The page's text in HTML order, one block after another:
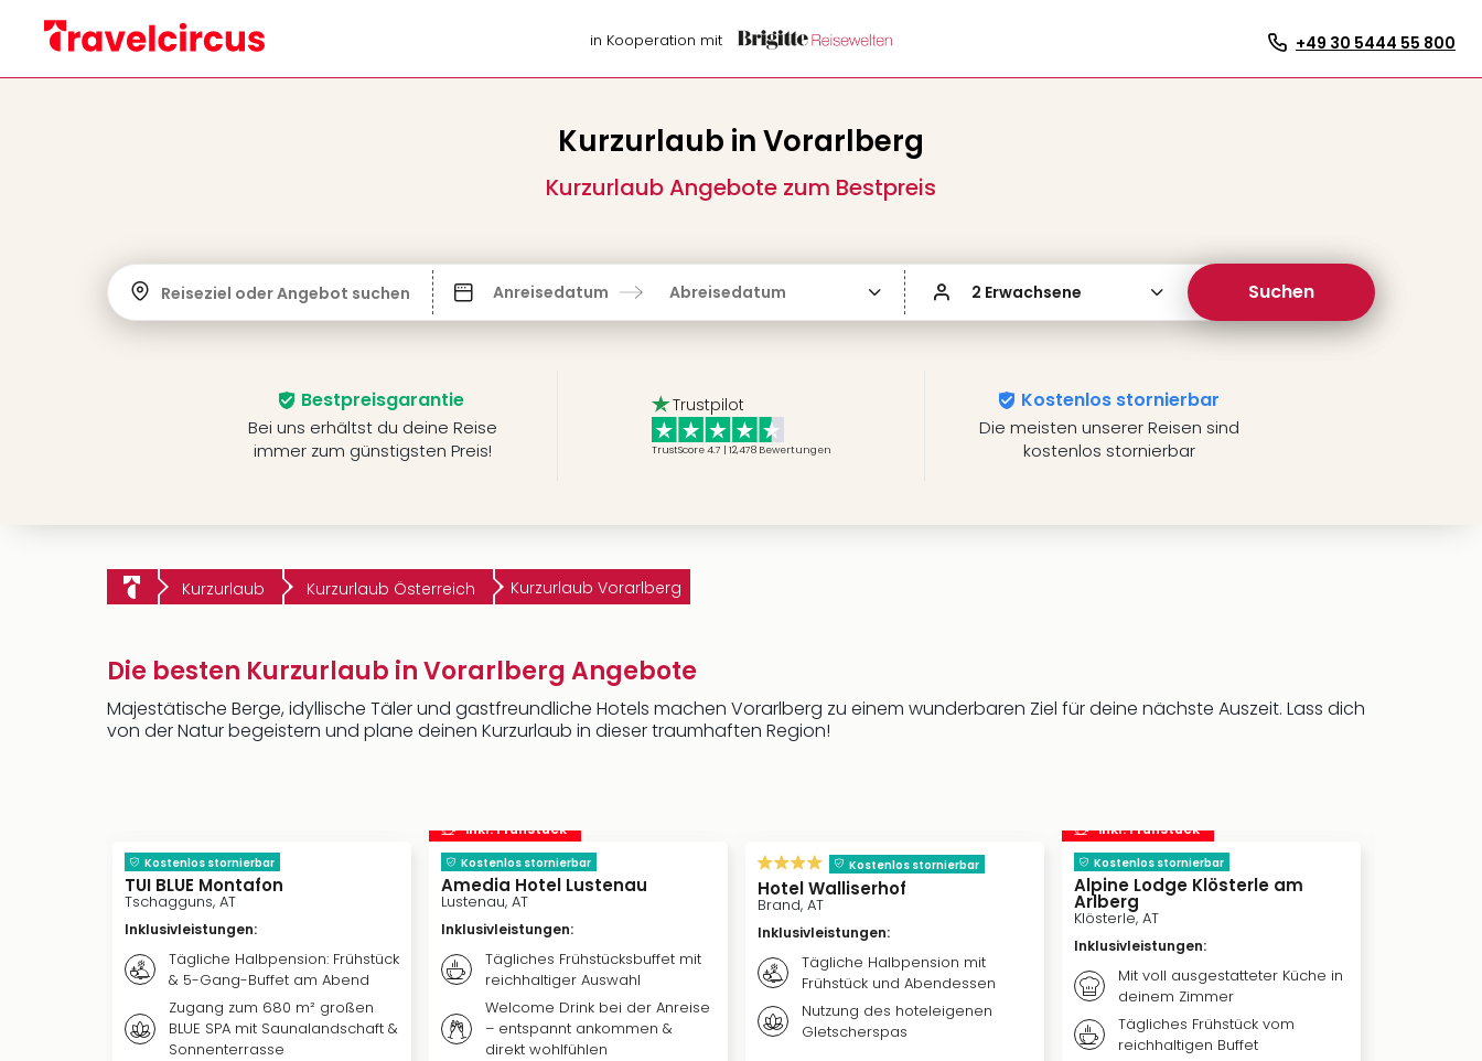
in Kooperation mit +49 30 5444 55 800
Kurzurlaub in Vorarlberg
Kurzurlaub Angebote zum Bestpreis
Reiseziel oder Angebot suchen Anreisedatum Abreisedatum 2 Erwachsene Suchen
Bestpreisgarantie
Bei uns erhältst du deine Reise
immer zum günstigsten Preis!
Trustpilot
TrustScore 4.7 | 12,478 Bewertungen
Kostenlos stornierbar
Die meisten unserer Reisen sind
kostenlos stornierbar
Kurzurlaub Kurzurlaub Österreich Kurzurlaub Vorarlberg
Die besten Kurzurlaub in Vorarlberg Angebote
Majestätische Berge, idyllische Täler und gastfreundliche Hotels machen Vorarlberg zu einem wunderbaren Ziel für deine nächste Auszeit. Lass dich
von der Natur begeistern und plane deinen Kurzurlaub in dieser traumhaften Region!
Kostenlos stornierbar
TUI BLUE Montafon
Tschagguns, AT
Inklusivleistungen:
Tägliche Halbpension: Frühstück
& 5-Gang-Buffet am Abend
Zugang zum 680 m² großen
BLUE SPA mit Saunalandschaft &
Sonnenterrasse
inkl. Frühstück
Kostenlos stornierbar
Amedia Hotel Lustenau
Lustenau, AT
Inklusivleistungen:
Tägliches Frühstücksbuffet mit
reichhaltiger Auswahl
Welcome Drink bei der Anreise
– entspannt ankommen &
direkt wohlfühlen
Kostenlos stornierbar
Hotel Walliserhof
Brand, AT
Inklusivleistungen:
Tägliche Halbpension mit
Frühstück und Abendessen
Nutzung des hoteleigenen
Gletscherspas
inkl. Frühstück
Kostenlos stornierbar
Alpine Lodge Klösterle am
Arlberg
Klösterle, AT
Inklusivleistungen:
Mit voll ausgestatteter Küche in
deinem Zimmer
Tägliches Frühstück vom
reichhaltigen Buffet